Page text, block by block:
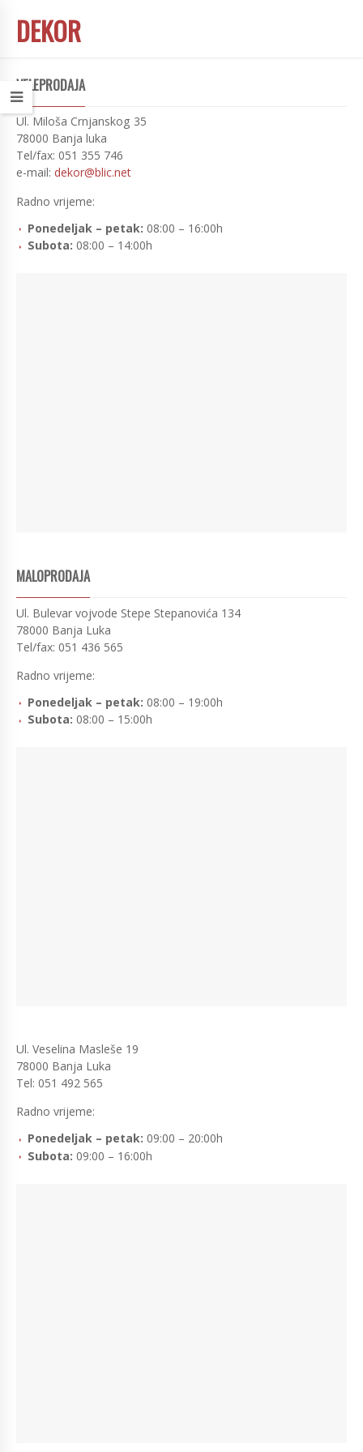
DEKOR
VELEPRODAJA
Ul. Miloša Crnjanskog 35
78000 Banja luka
Tel/fax: 051 355 746
e-mail: dekor@blic.net
Radno vrijeme:
Ponedeljak – petak:08:00 – 16:00h
Subota:08:00 – 14:00h
MALOPRODAJA
Ul. Bulevar vojvode Stepe Stepanovića 134
78000 Banja Luka
Tel/fax: 051 436 565
Radno vrijeme:
Ponedeljak – petak:08:00 – 19:00h
Subota:08:00 – 15:00h
Ul. Veselina Masleše 19
78000 Banja Luka
Tel: 051 492 565
Radno vrijeme:
Ponedeljak – petak:09:00 – 20:00h
Subota:09:00 – 16:00h